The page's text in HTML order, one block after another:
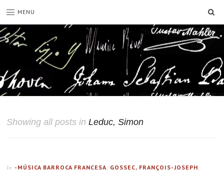
MENU
Showing all posts inLeduc, Simon
In -MÚSICA BARROCA FRANCESA, GOSSEC, FRANÇOIS-JOSEPH,